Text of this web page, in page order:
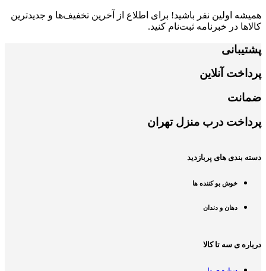
همیشه اولین نفر باشید! برای اطلاع از آخرین تخفیف‌ها و جدیدترین
کالاها در خبرنامه ثبت‌نام کنید.
پشتیبانی
پرداخت آنلاین
ضمانت
پرداخت درب منزل تهران
دسته بندی های پربازدید
خوش بو کننده ها
دهان و دندان
درباره ی سه تا کالا